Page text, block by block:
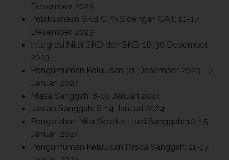
Desember 2023
Pelaksanaan SKB CPNS dengan CAT: 11-17
Desember 2023
Integrasi Nilai SKD dan SKB: 18-30 Desember
2023
Pengumuman Kelulusan: 31 Desember 2023 - 7
Januari 2024
Masa Sanggah: 8-10 Januari 2024
Jawab Sanggah: 8-14 Januari 2024
Pengolahan Nilai Seleksi Hasil Sanggah: 10-15
Januari 2024
Pengumuman Kelulusan Pasca Sanggah: 11-17